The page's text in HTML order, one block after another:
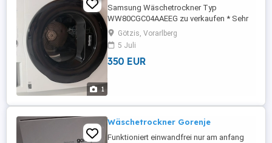
1
Samsung Wäschetrockner Typ
WW80CGC04AAEEG zu verkaufen * Sehr
guter Zustand * Gebraucht * Funktioniert
einwandfrei * Gepflegt und voll
funktionsfähig
Götzis, Vorarlberg
5 Juli
350 EUR
Wäschetrockner Gorenje
Funktioniert einwandfrei nur am anfang